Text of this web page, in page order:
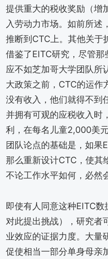
提供重大的税收奖励（增
入劳动力市场。如前所述
推断到CTC上。其他关于
借鉴了EITC研究，尽管
应不如芝加哥大学团队所
大政策之前，CTC的运作
没有收入，他们就得不到
并拥有可观的应税收入时
利，在每名儿童2,000美
团队论点的基础是，如果
那么重新设计CTC，使其
不论工作水平如何，必然
即使有人同意这种EITC
对此提出挑战），研究者
业效应的证据力度。大量
促使相当一部分单身母亲